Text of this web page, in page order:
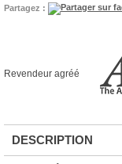
Partagez :
Revendeur agréé
DESCRIPTION